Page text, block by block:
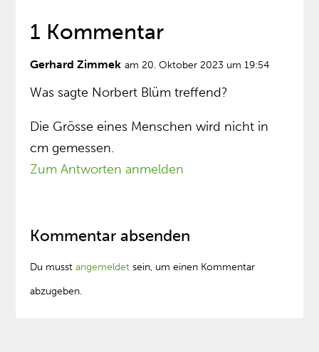
1 Kommentar
Gerhard Zimmek am 20. Oktober 2023 um 19:54
Was sagte Norbert Blüm treffend?
Die Grösse eines Menschen wird nicht in
cm gemessen.
Zum Antworten anmelden
Kommentar absenden
Du musstangemeldet sein, um einen Kommentar
abzugeben.